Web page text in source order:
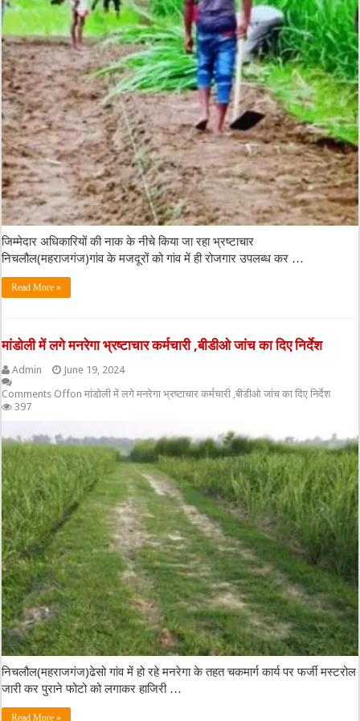
जिम्मेदार अधिकारियों की नाक के नीचे किया जा रहा भ्रष्टाचार
निचलौल(महराजगंज)गांव के मजदूरों को गांव में ही रोजगार उपलब्ध कर …
Read More »
मांडोली में लगे मनरेगा भ्रष्टाचार कर्मचारी ,बीडीओ जांच का दिए निर्देश
Admin
June 19, 2024
Comments Offon मांडोली में लगे मनरेगा भ्रष्टाचार कर्मचारी ,बीडीओ जांच का दिए निर्देश
397
निचलौल(महराजगंज)ढेसो गांव में हो रहे मनरेगा के तहत चकमार्ग कार्य पर फर्जी मस्टरोल
जारी कर पुराने फोटो को लगाकर हाजिरी …
Read More »